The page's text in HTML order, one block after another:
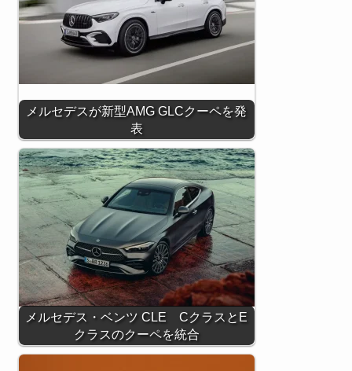
メルセデスが新型AMG GLCクーペを発
表
メルセデス・ベンツ CLE CクラスとE
クラスのクーペを統合